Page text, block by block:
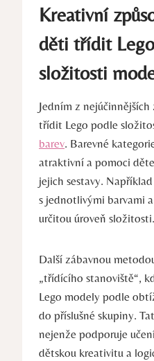
Kreativní
⁢děti třídit
složitosti
Jedním z
třídit Lego ⁣podle
barev. Barevné
‌atraktivní ‍a⁤ pomoci
jejich⁤ sestavy.
s jednotlivými ‌barvami
určitou úroveň složitosti.
Další‍ zábavnou
„třídícího‍ stanoviště“,
Lego modely podle
do⁢ příslušné skupiny.⁢
⁢nejenže podporuje
dětskou kreativitu a